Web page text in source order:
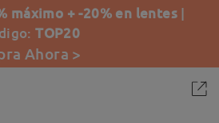
máximo + -20% en lentes |
TOP20
Ahora >